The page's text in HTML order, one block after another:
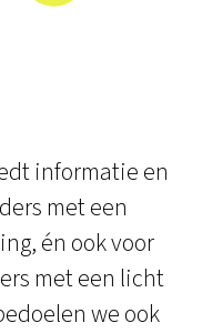
informatie en
met een
én ook voor
met een licht
we ook